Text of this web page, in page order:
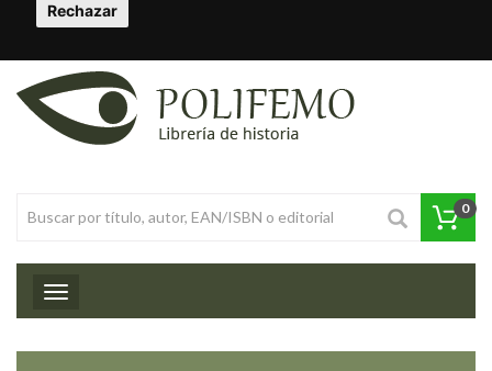
Rechazar
0
Toggle navigation